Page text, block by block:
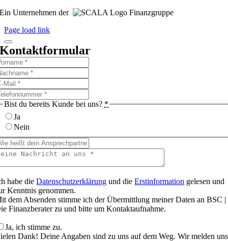
Ein Unternehmen der
Finanzgruppe
Page load link
Kontaktformular
Bist du bereits Kunde bei uns? *
Ja
Nein
habe dieDatenschutzerklärung und dieErstinformation gelesen und
Kenntnis genommen.
dem Absenden stimme ich der Übermittlung meiner Daten an BSC |
Finanzberater zu und bitte um Kontaktaufnahme.
Ja, ich stimme zu.
Dank! Deine Angaben sind zu uns auf dem Weg. Wir melden uns